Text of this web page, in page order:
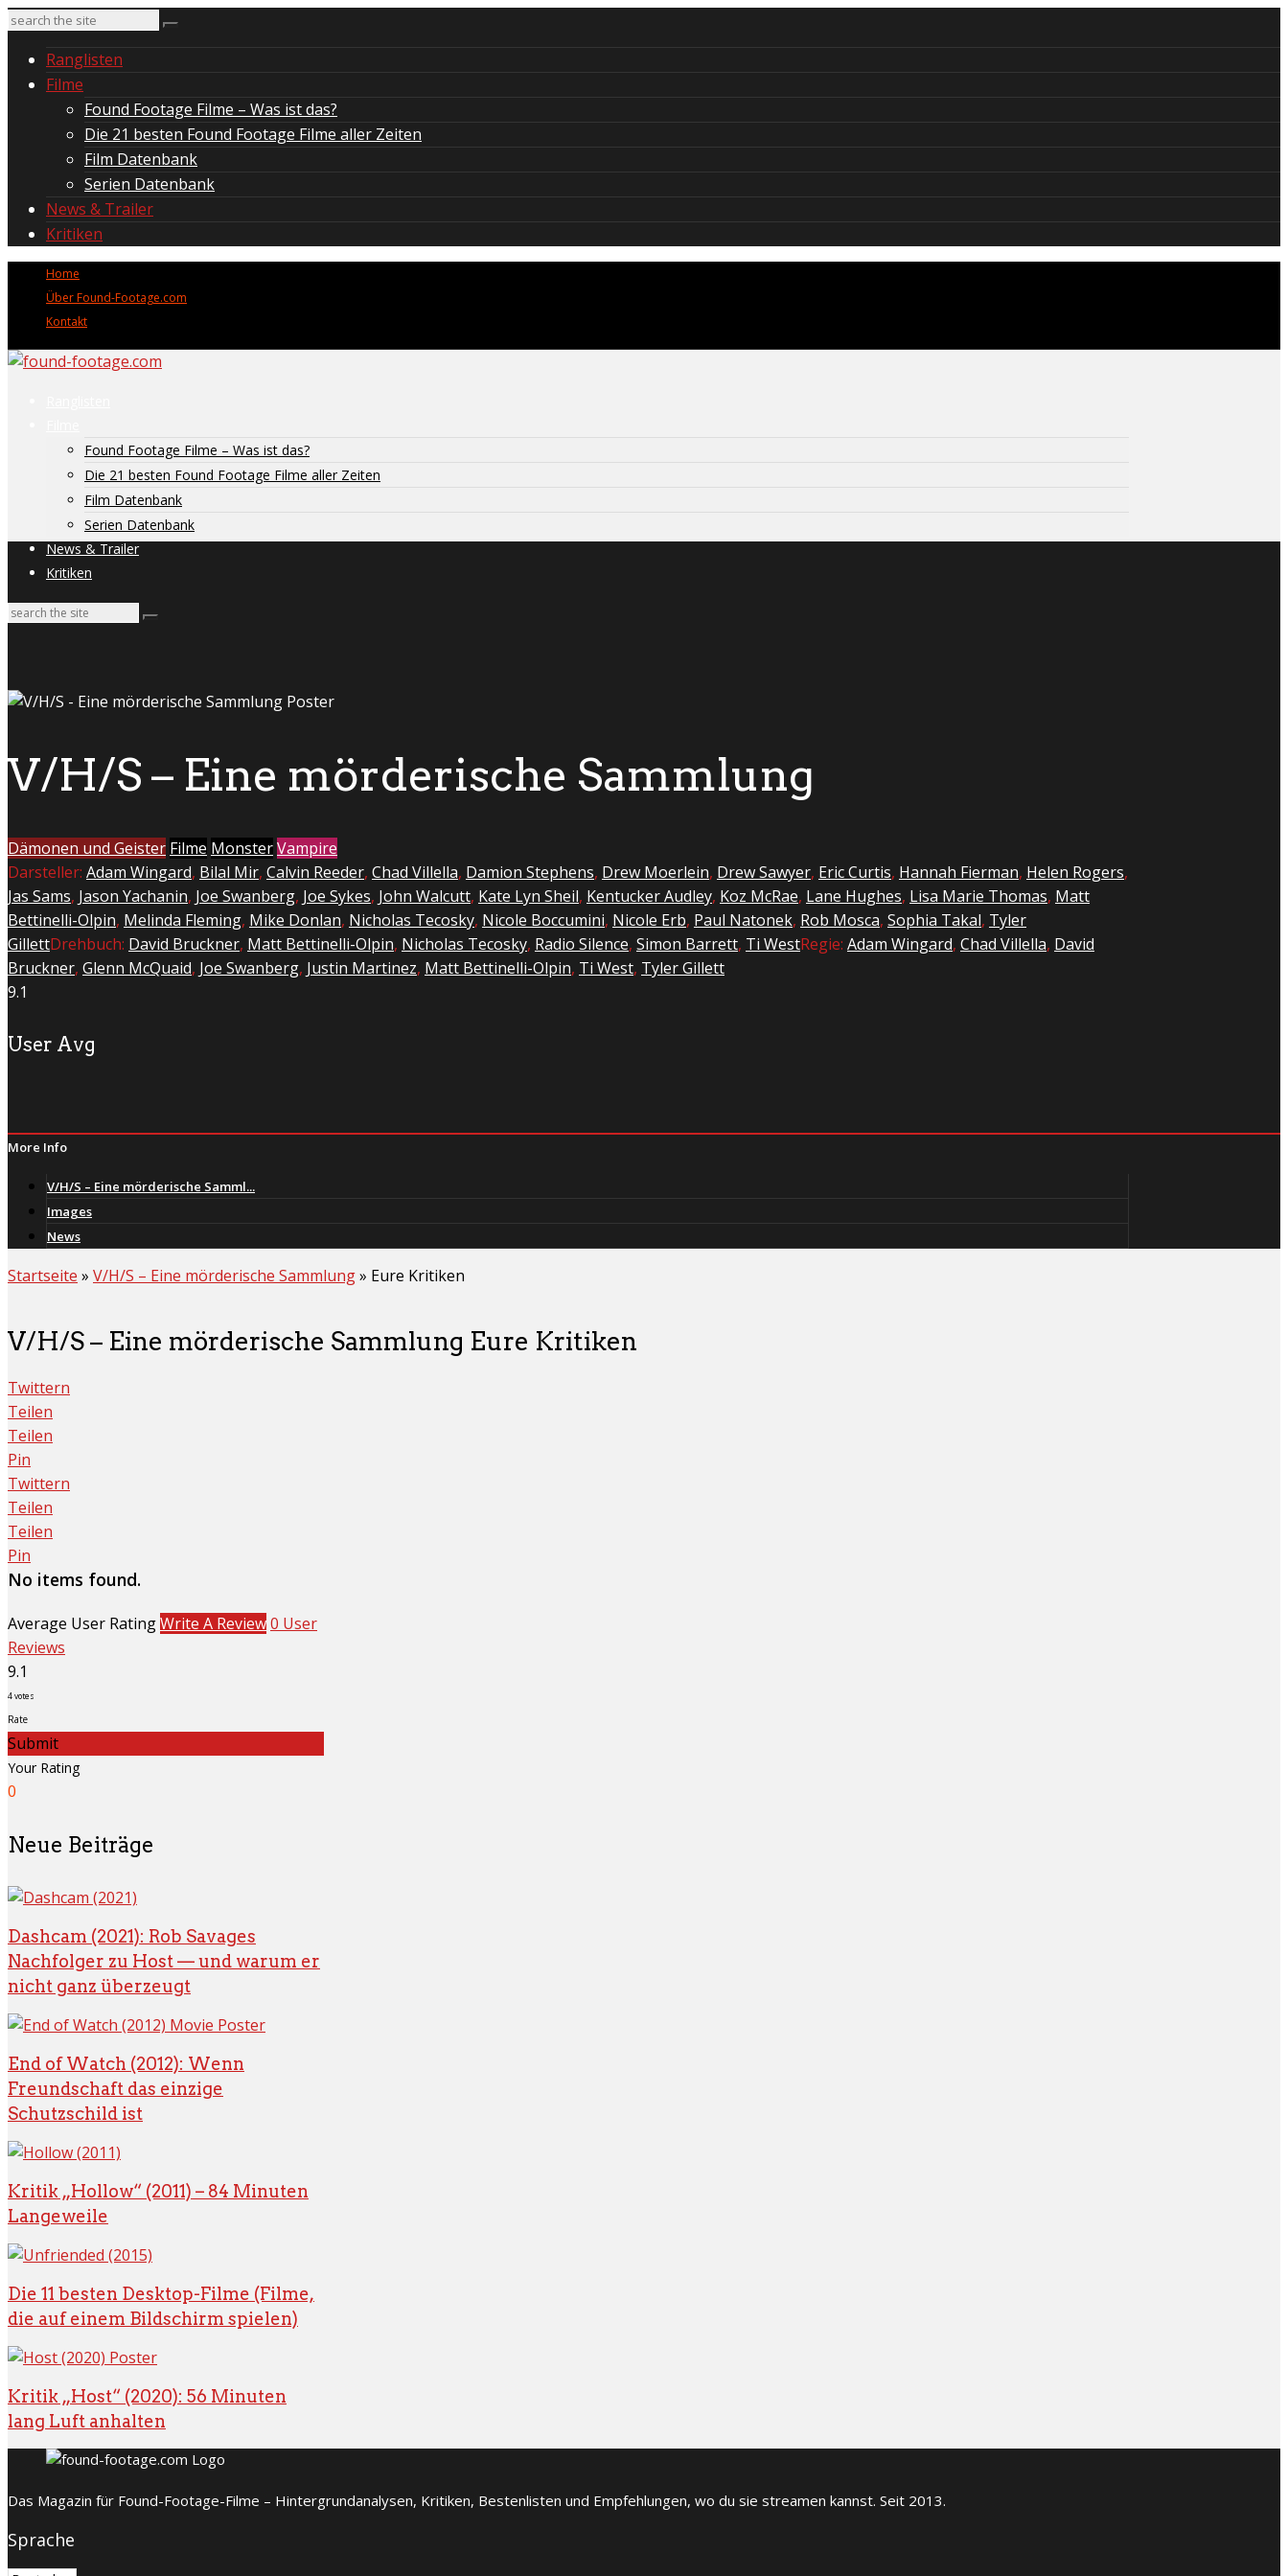
Ranglisten
Filme
Found Footage Filme – Was ist das?
Die 21 besten Found Footage Filme aller Zeiten
Film Datenbank
Serien Datenbank
News & Trailer
Kritiken
Home
Über Found-Footage.com
Kontakt
Found Footage Filme – Was ist das?
Die 21 besten Found Footage Filme aller Zeiten
Film Datenbank
Serien Datenbank
News & Trailer
Kritiken
V/H/S – Eine mörderische Sammlung
Dämonen und Geister Filme MonsterVampire
Darsteller: Adam Wingard, Bilal Mir, Calvin Reeder, Chad Villella, Damion Stephens, Drew Moerlein, Drew Sawyer, Eric Curtis, Hannah Fierman, Helen Rogers,
Jas Sams, Jason Yachanin, Joe Swanberg, Joe Sykes, John Walcutt, Kate Lyn Sheil, Kentucker Audley, Koz McRae, Lane Hughes, Lisa Marie Thomas, Matt
Bettinelli-Olpin, Melinda Fleming, Mike Donlan, Nicholas Tecosky, Nicole Boccumini, Nicole Erb, Paul Natonek, Rob Mosca, Sophia Takal, Tyler
GillettDrehbuch: David Bruckner, Matt Bettinelli-Olpin, Nicholas Tecosky, Radio Silence, Simon Barrett, Ti WestRegie: Adam Wingard, Chad Villella, David
Bruckner, Glenn McQuaid, Joe Swanberg, Justin Martinez, Matt Bettinelli-Olpin, Ti West, Tyler Gillett
9.1
User Avg
More Info
V/H/S – Eine mörderische Samml...
Images
News
Startseite » V/H/S – Eine mörderische Sammlung» Eure Kritiken
V/H/S – Eine mörderische Sammlung Eure Kritiken
Twittern
Teilen
Teilen
Pin
Twittern
Teilen
Teilen
Pin
No items found.
Average User RatingWrite A Review0 User
Reviews
9.1
4votes
Rate
Submit
Your Rating
0
Neue Beiträge
Dashcam (2021): Rob Savages
Nachfolger zu Host — und warum er
nicht ganz überzeugt
End of Watch (2012): Wenn
Freundschaft das einzige
Schutzschild ist
Kritik „Hollow“ (2011) – 84 Minuten
Langeweile
Die 11 besten Desktop-Filme (Filme,
die auf einem Bildschirm spielen)
Kritik „Host“ (2020): 56 Minuten
lang Luft anhalten
Das Magazin für Found-Footage-Filme – Hintergrundanalysen, Kritiken, Bestenlisten und Empfehlungen, wo du sie streamen kannst. Seit 2013.
Sprache